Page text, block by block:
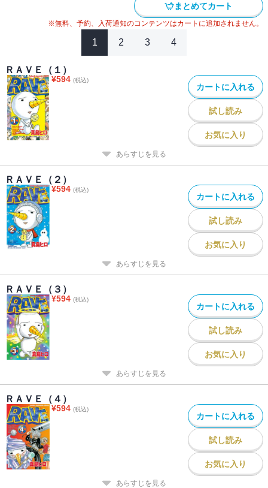
まとめてカート
※無料、予約、入荷通知のコンテンツはカートに追加されません。
1 2 3 4
ＲＡＶＥ（１）
¥594 (税込)
カートに入れる
試し読み
お気に入り
あらすじを見る
ＲＡＶＥ（２）
¥594 (税込)
カートに入れる
試し読み
お気に入り
あらすじを見る
ＲＡＶＥ（３）
¥594 (税込)
カートに入れる
試し読み
お気に入り
あらすじを見る
ＲＡＶＥ（４）
¥594 (税込)
カートに入れる
試し読み
お気に入り
あらすじを見る